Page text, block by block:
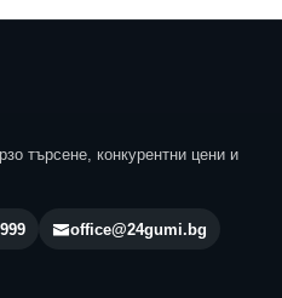
търсене, конкурентни цени и
office@24gumi.bg